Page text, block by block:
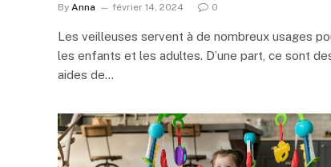
By Anna février 14, 2024 0
Les veilleuses servent à de nombreux usages
les enfants et les adultes. D’une part, ce sont
aides de…